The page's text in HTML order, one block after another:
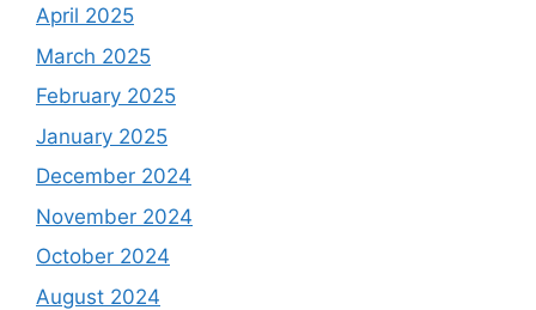
April 2025
March 2025
February 2025
January 2025
December 2024
November 2024
October 2024
August 2024